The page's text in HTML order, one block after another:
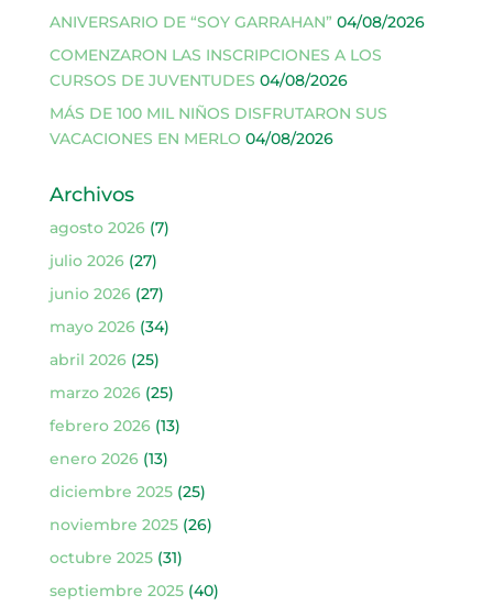
ANIVERSARIO DE “SOY GARRAHAN” 04/08/2026
COMENZARON LAS INSCRIPCIONES A LOS
CURSOS DE JUVENTUDES 04/08/2026
MÁS DE 100 MIL NIÑOS DISFRUTARON SUS
VACACIONES EN MERLO 04/08/2026
Archivos
agosto 2026(7)
julio 2026(27)
junio 2026(27)
mayo 2026(34)
abril 2026(25)
marzo 2026(25)
febrero 2026(13)
enero 2026(13)
diciembre 2025(25)
noviembre 2025(26)
octubre 2025(31)
septiembre 2025(40)